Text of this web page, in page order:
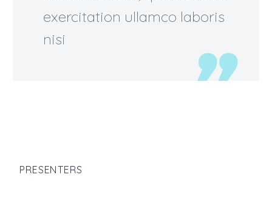
exercitation ullamco laboris
nisi
PRESENTERS